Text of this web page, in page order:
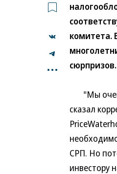
...
комитета.
сюрпризов.
"Мы
сказал
СРП. Но
инвестору